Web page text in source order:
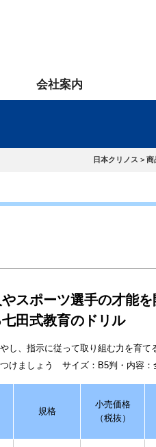
会社案内
日本クリノス > 商
スポーツ選手の才能を
田式教育のドリル
し、指示に従って取り組む力を育て
けましょう サイズ：B5判・内容：
規格
小売価格
（税抜）